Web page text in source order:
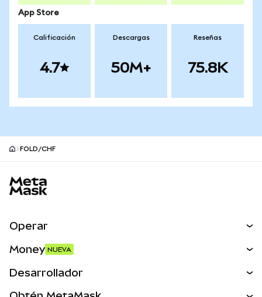
App Store
Calificación
4.7
Descargas
50M+
Reseñas
75.8K
FOLD/CHF
Operar
Money NUEVA
Desarrollador